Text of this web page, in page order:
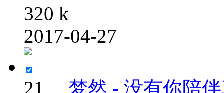
320 k
2017-04-27
21、
梦然 - 没有你陪